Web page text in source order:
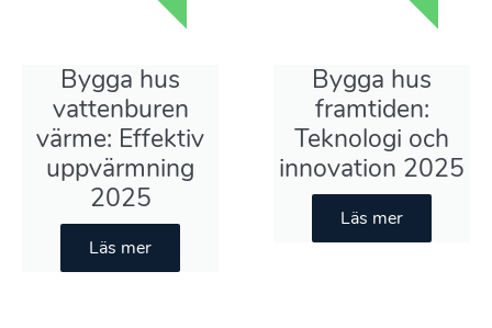
Bygga hus
vattenburen
värme: Effektiv
uppvärmning
2025
Läs mer
Bygga hus
framtiden:
Teknologi och
innovation 2025
Läs mer